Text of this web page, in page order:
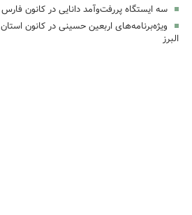
سه ایستگاه پررفت‌وآمد دانایی در کانون فارس
ویژه‌برنامه‌های اربعین حسینی در کانون استان
البرز